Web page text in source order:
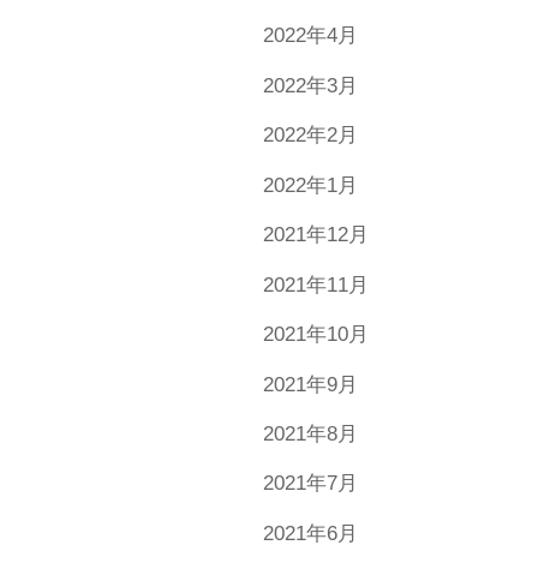
2022年4月
2022年3月
2022年2月
2022年1月
2021年12月
2021年11月
2021年10月
2021年9月
2021年8月
2021年7月
2021年6月